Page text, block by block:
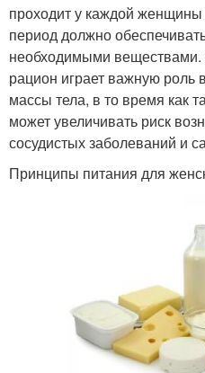
проходит у каждой
период должно
необходимыми
рацион играет важную роль
массы тела, в то время как
может увеличивать риск
сосудистых заболеваний и
Принципы питания для